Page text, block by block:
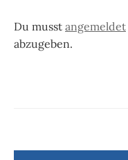
Du musst angemeldet
abzugeben.